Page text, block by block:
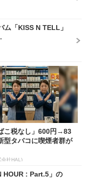
ム「KISS N TELL」
こ税なし」600円→83
型タバコに喫煙者群が
会社HAL)
HOUR : Part.5」の